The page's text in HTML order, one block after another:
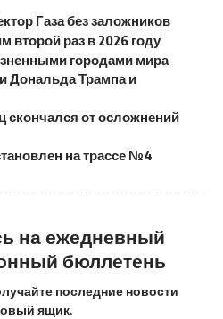
Газа без заложников
второй раз в 2026 году
городами мира
Дональда Трампа и
скончался от осложнений
на трассе №4
на ежедневный
бюллетень
последние новости
ящик.